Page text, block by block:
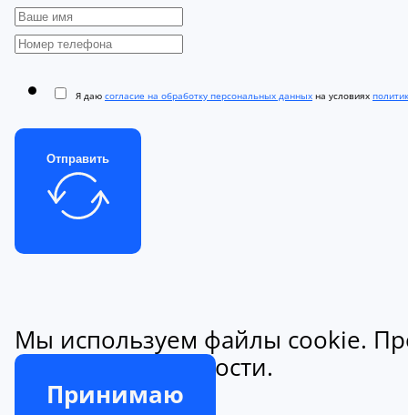
Я даю согласие на обработку персональных данных на условиях
Отправить
Мы используем файлы cookie.
конфиденциальности.
Принимаю